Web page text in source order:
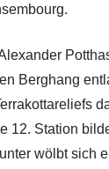
Berghang
12. Station
wölbt sich